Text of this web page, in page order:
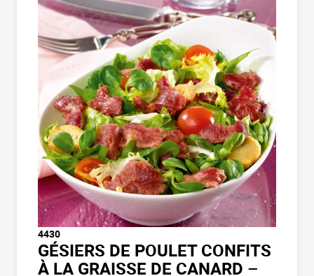
4430
GÉSIERS DE POULET CONFITS
À LA GRAISSE DE CANARD –